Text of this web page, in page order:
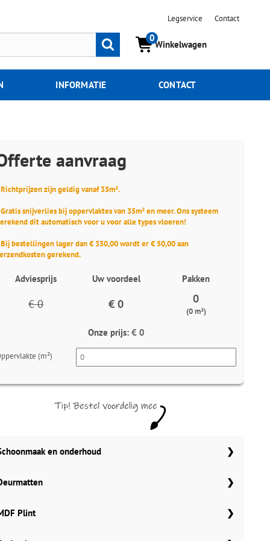
Legservice Contact
0
Winkelwagen
Zoeken
INFORMATIE CONTACT
aanvraag
zijn geldig vanaf 35m².
snijverlies bij oppervlaktes van 35m² en meer. Ons systeem
dit automatisch voor u voor alle types vloeren!
bestellingen lager dan € 350,00 wordt er € 50,00 aan
gerekend.
Adviesprijs Uw voordeel Pakken
€ 0 € 0 0
(0 m²)
Onze prijs: € 0
(m²)
en onderhoud
Plint